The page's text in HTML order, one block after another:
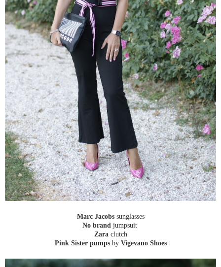
Marc Jacobssunglasses
No brand jumpsuit
Zaraclutch
Pink Sister pumpsby Vigevano Shoes